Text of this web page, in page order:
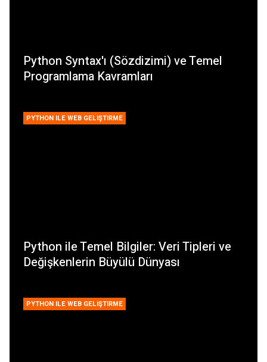
Python Syntax'ı (Sözdizimi) ve Temel
Programlama Kavramları
PYTHON ILE WEB GELIŞTIRME
Python ile Temel Bilgiler: Veri Tipleri ve
Değişkenlerin Büyülü Dünyası
PYTHON ILE WEB GELIŞTIRME